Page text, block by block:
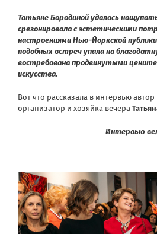
Татьяне Бородиной удалось
срезонировала с эстетическими
настроениями Нью-Йоркской
подобных встреч упала на
востребована продвинутыми
искусства.
Вот что рассказала в интервью
организатор и хозяйка вечера
Интервью